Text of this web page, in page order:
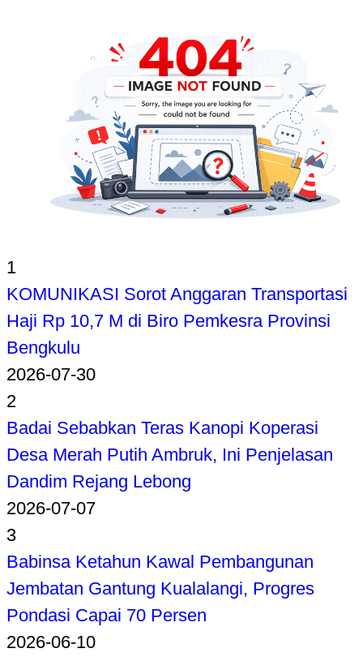
1
KOMUNIKASI Sorot Anggaran Transportasi
Haji Rp 10,7 M di Biro Pemkesra Provinsi
Bengkulu
2026-07-30
2
Badai Sebabkan Teras Kanopi Koperasi
Desa Merah Putih Ambruk, Ini Penjelasan
Dandim Rejang Lebong
2026-07-07
3
Babinsa Ketahun Kawal Pembangunan
Jembatan Gantung Kualalangi, Progres
Pondasi Capai 70 Persen
2026-06-10